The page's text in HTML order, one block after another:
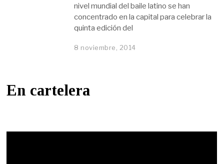
nivel mundial del baile latino se han
concentrado en la capital para celebrar la
quinta edición del
8 noviembre, 2014
En cartelera